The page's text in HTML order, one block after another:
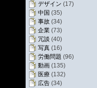
デザイン (17)
中国 (35)
事故 (34)
企業 (73)
冗談 (40)
写真 (16)
労働問題 (96)
動画 (135)
医療 (132)
広告 (34)